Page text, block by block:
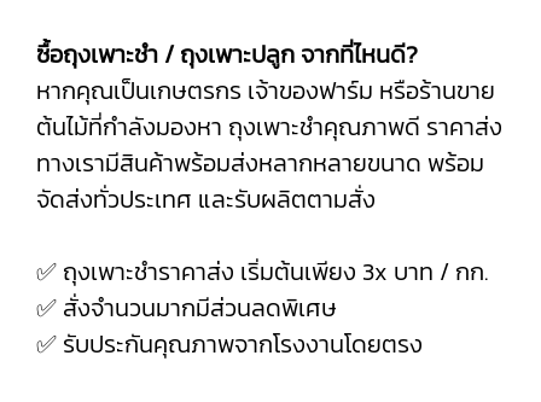
ซื้อถุงเพาะชำ / ถุงเพาะปลูก จากที่ไหนดี?
หากคุณเป็นเกษตรกร เจ้าของฟาร์ม หรือร้านขาย
ต้นไม้ที่กำลังมองหา ถุงเพาะชำคุณภาพดี ราคาส่ง
ทางเรามีสินค้าพร้อมส่งหลากหลายขนาด พร้อม
จัดส่งทั่วประเทศ และรับผลิตตามสั่ง
✅ ถุงเพาะชำราคาส่ง เริ่มต้นเพียง 3x บาท / กก.
✅ สั่งจำนวนมากมีส่วนลดพิเศษ
✅ รับประกันคุณภาพจากโรงงานโดยตรง